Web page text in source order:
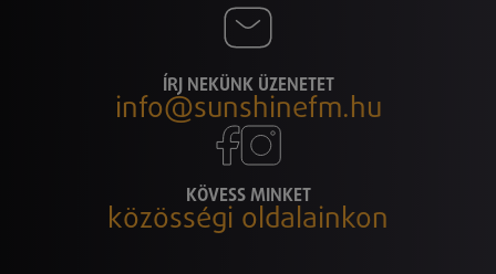
ÍRJ NEKÜNK ÜZENETET
info@sunshinefm.hu
KÖVESS MINKET
közösségi oldalainkon